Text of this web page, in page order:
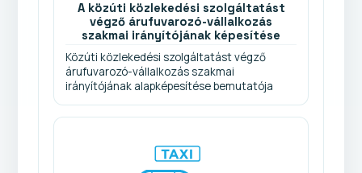
A közúti közlekedési szolgáltatást
végző árufuvarozó-vállalkozás
szakmai irányítójának képesítése
Közúti közlekedési szolgáltatást végző
árufuvarozó-vállalkozás szakmai
irányítójának alapképesítése bemutatója